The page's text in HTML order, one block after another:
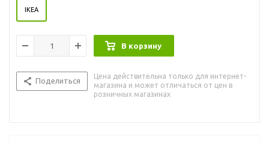
IKEA
В корзину
Поделиться
Цена действительна только для интернет-
магазина и может отличаться от цен в
розничных магазинах